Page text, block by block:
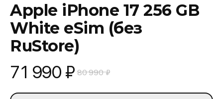
Apple iPhone 17 256 GB
White eSim (без
RuStore)
71 990 ₽ 80 990 ₽